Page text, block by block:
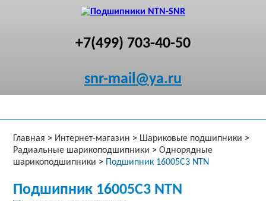
+7(499) 703-40-50
snr-mail@ya.ru
Главная > Интернет-магазин > Шариковые подшипники >
Радиальные шарикоподшипники > Однорядные
шарикоподшипники > Подшипник 16005C3 NTN
Подшипник 16005C3 NTN